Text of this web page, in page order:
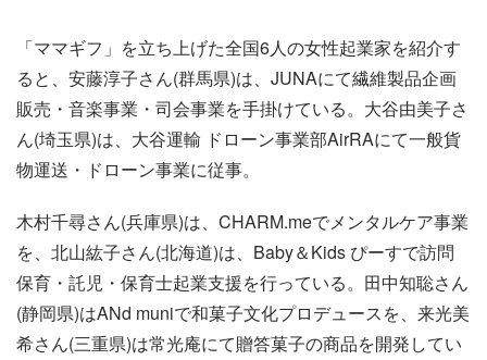
「ママギフ」を立ち上げた全国6人の女性起業家を紹介す
ると、安藤淳子さん(群馬県)は、JUNAにて繊維製品企画
販売・音楽事業・司会事業を手掛けている。大谷由美子さ
ん(埼玉県)は、大谷運輸 ドローン事業部AirRAにて一般貨
物運送・ドローン事業に従事。
木村千尋さん(兵庫県)は、CHARM.meでメンタルケア事業
を、北山紘子さん(北海道)は、Baby＆Kids ぴーすで訪問
保育・託児・保育士起業支援を行っている。田中知聡さん
(静岡県)はANd muniで和菓子文化プロデュースを、来光美
希さん(三重県)は常光庵にて贈答菓子の商品を開発してい